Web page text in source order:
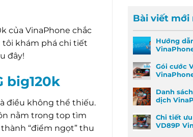
của VinaPhone chắc
tôi khám phá chi tiết
đây!
big120k
điều không thể thiếu.
nằm trong top tìm
“điểm ngọt” thu
Bài viết mới
Hướng
nhanh
Gói cước
Data &
Danh
dịch
Cách tìm
đây
Chi tiết
VD89P